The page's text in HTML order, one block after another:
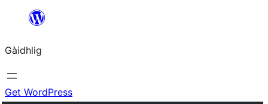
content
Gàidhlig
Get WordPress